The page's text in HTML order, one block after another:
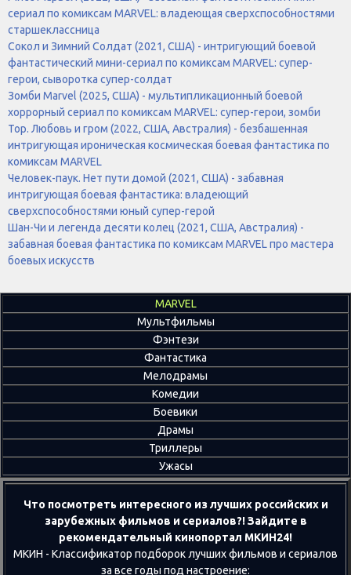
сериал по комиксам MARVEL: владеющая сверхспособностями
старшеклассница
Сокол и Зимний Солдат (2021, США) - интригующий боевой
фантастический мини-сериал по комиксам MARVEL: супер-
герои, сыворотка супер-солдат
Зомби Marvel (2025, США) - мультипликационный боевой
хоррорный сериал по комиксам MARVEL: супер-герои, зомби
Тор. Любовь и гром (2022, США, Австралия) - безбашенная
интригующая ироническая космическая боевая фантастика по
комиксам MARVEL
Человек-паук. Нет пути домой (2021, США) - забавная
интригующая боевая фантастика: владеющий
сверхспособностями юный супер-герой
Шан-Чи и легенда десяти колец (2021, США, Австралия) -
забавная боевая фантастика по комиксам MARVEL про мастера
боевых искусств
MARVEL
Мультфильмы
Фэнтези
Фантастика
Мелодрамы
Комедии
Боевики
Драмы
Триллеры
Ужасы
Что посмотреть интересного из лучших российских и
зарубежных фильмов и сериалов?! Зайдите в
рекомендательный кинопортал МКИН24!
МКИН - Классификатор подборок лучших фильмов и сериалов
за все годы под настроение: